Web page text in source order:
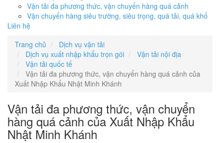
Vận tải đa phương thức, vận chuyển hàng quá cảnh
Vận chuyển hàng siêu trường, siêu trọng, quá tải, quá khổ
Liên hệ
Trang chủ
Dịch vụ vận tải
Dịch vụ xuất nhập khẩu trọn gói
Vận tải nội địa
Vận tải quốc tế
Vận tải đa phương thức, vận chuyển hàng quá cảnh của
Xuất Nhập Khẩu Nhật Minh Khánh
Vận tải đa phương thức, vận chuyển
hàng quá cảnh của Xuất Nhập Khẩu
Nhật Minh Khánh